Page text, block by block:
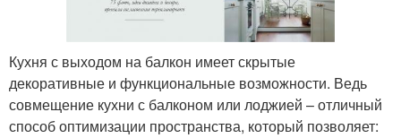
Кухня с выходом на балкон имеет скрытые
декоративные и функциональные возможности. Ведь
совмещение кухни с балконом или лоджией – отличный
способ оптимизации пространства, который позволяет: